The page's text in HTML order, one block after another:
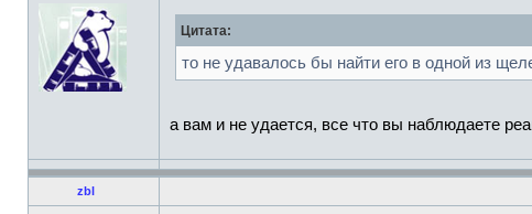
Цитата:
то не удавалось бы найти его в одной из
а вам и не удается, все что вы наблюдаете
zbl